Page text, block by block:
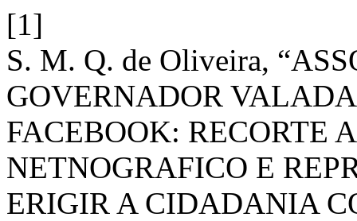
[1]
S. M. Q. de Oliveira,
GOVERNADOR
FACEBOOK: RECORTE
NETNOGRAFICO E
ERIGIR A CIDADANIA